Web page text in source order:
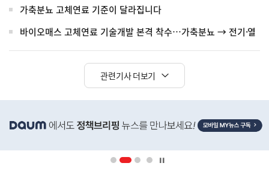
가축분뇨 고체연료 기준이 달라집니다
바이오매스 고체연료 기술개발 본격 착수…가축분뇨 → 전기·열
관련기사 더보기
단